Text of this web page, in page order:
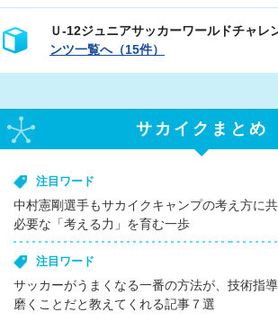
Ｕ‐12ジュニアサッカーワールドチャレ
ンツ一覧へ（15件）
サカイクまとめ
注目ワード
中村憲剛選手もサカイクキャンプの考え方に
必要な「考える力」を育む一歩
注目ワード
サッカーがうまくなる一番の方法が、技術指
磨くことだと教えてくれる記事７選